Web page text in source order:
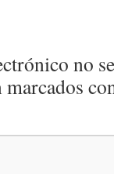
no
marcados